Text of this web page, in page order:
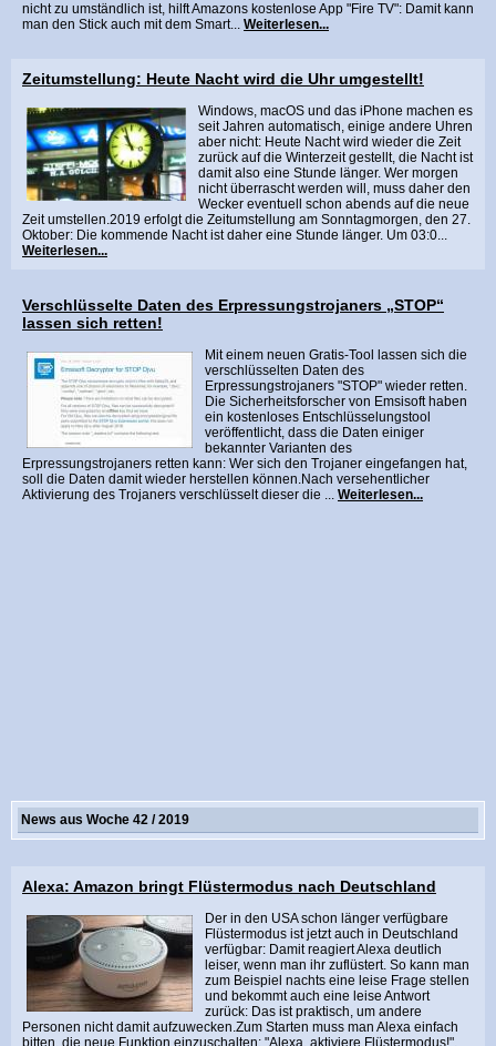
nicht zu umständlich ist, hilft Amazons kostenlose App "Fire TV": Damit kann
man den Stick auch mit dem Smart... Weiterlesen...
Zeitumstellung: Heute Nacht wird die Uhr umgestellt!
Windows, macOS und das iPhone machen es
seit Jahren automatisch, einige andere Uhren
aber nicht: Heute Nacht wird wieder die Zeit
zurück auf die Winterzeit gestellt, die Nacht ist
damit also eine Stunde länger. Wer morgen
nicht überrascht werden will, muss daher den
Wecker eventuell schon abends auf die neue
Zeit umstellen.2019 erfolgt die Zeitumstellung am Sonntagmorgen, den 27.
Oktober: Die kommende Nacht ist daher eine Stunde länger. Um 03:0...
Weiterlesen...
Verschlüsselte Daten des Erpressungstrojaners „STOP“
lassen sich retten!
Mit einem neuen Gratis-Tool lassen sich die
verschlüsselten Daten des
Erpressungstrojaners "STOP" wieder retten.
Die Sicherheitsforscher von Emsisoft haben
ein kostenloses Entschlüsselungstool
veröffentlicht, dass die Daten einiger
bekannter Varianten des
Erpressungstrojaners retten kann: Wer sich den Trojaner eingefangen hat,
soll die Daten damit wieder herstellen können.Nach versehentlicher
Aktivierung des Trojaners verschlüsselt dieser die ... Weiterlesen...
News aus Woche 42 / 2019
Alexa: Amazon bringt Flüstermodus nach Deutschland
Der in den USA schon länger verfügbare
Flüstermodus ist jetzt auch in Deutschland
verfügbar: Damit reagiert Alexa deutlich
leiser, wenn man ihr zuflüstert. So kann man
zum Beispiel nachts eine leise Frage stellen
und bekommt auch eine leise Antwort
zurück: Das ist praktisch, um andere
Personen nicht damit aufzuwecken.Zum Starten muss man Alexa einfach
bitten, die neue Funktion einzuschalten: "Alexa, aktiviere Flüstermodus!".